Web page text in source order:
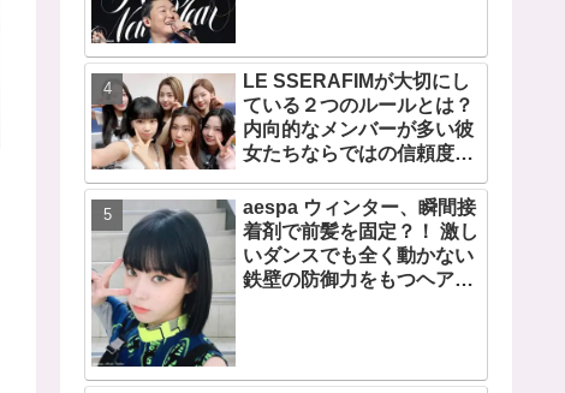
の個性あふれるデータに注
目殺到
LE SSERAFIMが大切にし
ている２つのルールとは？
内向的なメンバーが多い彼
女たちならではの信頼度を
aespa ウィンター、瞬間接
着剤で前髪を固定？！ 激し
いダンスでも全く動かない
鉄壁の防御力をもつヘアス